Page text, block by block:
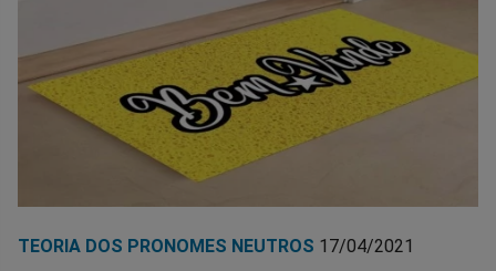
TEORIA DOS PRONOMES NEUTROS 17/04/2021